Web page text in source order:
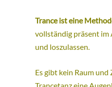
Trance ist eine
vollständig präsent im
und loszulassen.
Es gibt kein Raum